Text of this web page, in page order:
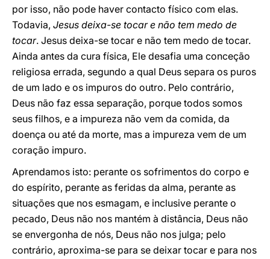
por isso, não pode haver contacto físico com elas.
Todavia, Jesus deixa-se tocar e não tem medo de
tocar. Jesus deixa-se tocar e não tem medo de tocar.
Ainda antes da cura física, Ele desafia uma conceção
religiosa errada, segundo a qual Deus separa os puros
de um lado e os impuros do outro. Pelo contrário,
Deus não faz essa separação, porque todos somos
seus filhos, e a impureza não vem da comida, da
doença ou até da morte, mas a impureza vem de um
coração impuro.
Aprendamos isto: perante os sofrimentos do corpo e
do espírito, perante as feridas da alma, perante as
situações que nos esmagam, e inclusive perante o
pecado, Deus não nos mantém à distância, Deus não
se envergonha de nós, Deus não nos julga; pelo
contrário, aproxima-se para se deixar tocar e para nos